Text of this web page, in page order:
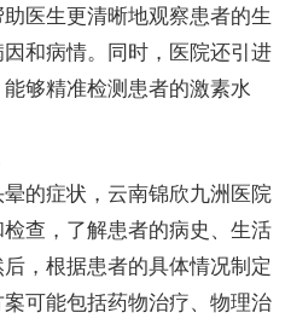
医生更清晰地观察患者的生
和病情。同时，医院还引进
够精准检测患者的激素水
的症状，云南锦欣九洲医院
查，了解患者的病史、生活
，根据患者的具体情况制定
可能包括药物治疗、物理治